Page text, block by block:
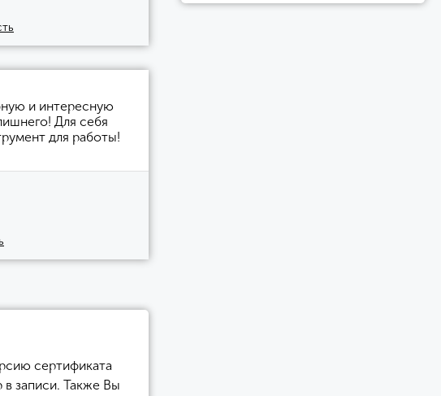
и интересную
Для себя
для работы!
сертификата
в записи. Также Вы